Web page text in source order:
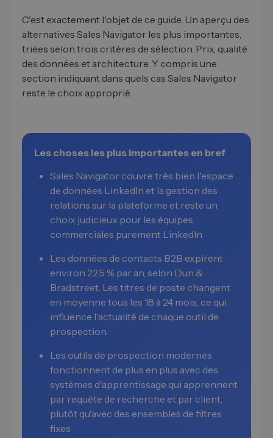
C'est exactement l'objet de ce guide. Un aperçu des
alternatives Sales Navigator les plus importantes,
triées selon trois critères de sélection. Prix, qualité
des données et architecture. Y compris une
section indiquant dans quels cas Sales Navigator
reste le choix approprié.
Les choses les plus importantes en bref
Sales Navigator couvre très bien l'espace
de données LinkedIn et la gestion des
relations sur la plateforme et reste un
choix judicieux pour les équipes
commerciales purement LinkedIn
Les données de contacts B2B expirent
environ 22,5 % par an, selon Dun &
Bradstreet. Les titres de poste changent
en moyenne tous les 18 à 24 mois, ce qui
influence l'actualité de chaque outil de
prospection.
Les outils de prospection modernes
fonctionnent de plus en plus avec des
systèmes d'apprentissage qui apprennent
par requête de recherche et par client,
plutôt qu'avec des ensembles de filtres
fixes